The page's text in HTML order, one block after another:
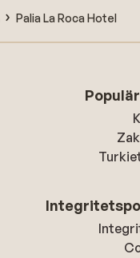
Palia La Roca Hotel